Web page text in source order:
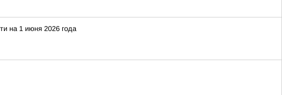
на 1 июня 2026 года